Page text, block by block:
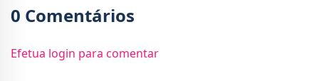
0 Comentários
Efetua login para comentar